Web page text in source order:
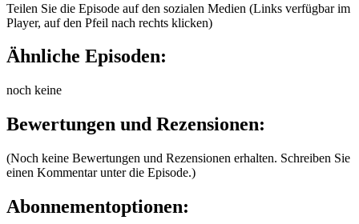
Teilen Sie die Episode auf den sozialen Medien (Links verfügbar im
Player, auf den Pfeil nach rechts klicken)
Ähnliche Episoden:
noch keine
Bewertungen und Rezensionen:
(Noch keine Bewertungen und Rezensionen erhalten. Schreiben Sie
einen Kommentar unter die Episode.)
Abonnementoptionen: